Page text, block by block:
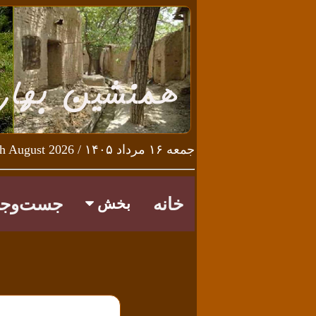
جمعه ۱۶ مرداد ۱۴۰۵ / Friday 7th August 2026
خانه بخش